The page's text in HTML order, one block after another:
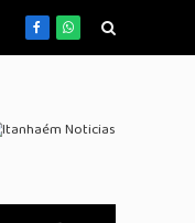
FacebookWhatsApp